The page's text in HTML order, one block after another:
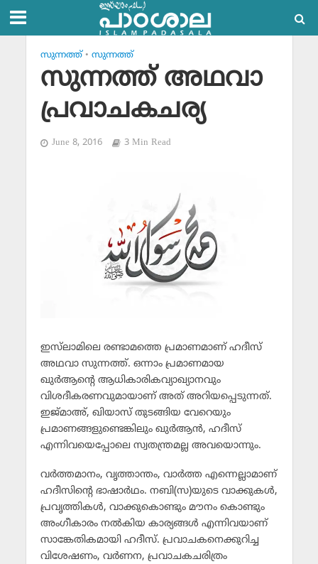
സുന്നത്ത്‌ • സുന്നത്ത്‌
സുന്നത്ത് അഥവാ
പ്രവാചകചര്യ
June 8, 2016 3 Min Read
ഇസ്‌ലാമിലെ രണ്ടാമത്തെ പ്രമാണമാണ് ഹദീസ്
അഥവാ സുന്നത്ത്. ഒന്നാം പ്രമാണമായ
ഖുര്‍ആന്റെ ആധികാരികവ്യാഖ്യാനവും
വിശദീകരണവുമായാണ് അത് അറിയപ്പെടുന്നത്.
ഇജ്മാഅ്, ഖിയാസ് തുടങ്ങിയ വേറെയും
പ്രമാണങ്ങളുണ്ടെങ്കിലും ഖുര്‍ആന്‍, ഹദീസ്
എന്നിവയെപ്പോലെ സ്വതന്ത്രമല്ല അവയൊന്നും.
വര്‍ത്തമാനം, വൃത്താന്തം, വാര്‍ത്ത എന്നെല്ലാമാണ്
ഹദീസിന്റെ ഭാഷാര്‍ഥം. നബി(സ)യുടെ വാക്കുകള്‍,
പ്രവൃത്തികള്‍, വാക്കുകൊണ്ടും മൗനം കൊണ്ടും
അംഗീകാരം നല്‍കിയ കാര്യങ്ങള്‍ എന്നിവയാണ്
സാങ്കേതികമായി ഹദീസ്. പ്രവാചകനെക്കുറിച്ച
വിശേഷണം, വര്‍ണന, പ്രവാചകചരിത്രം